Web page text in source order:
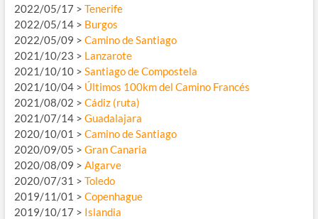
2022/05/17 > Tenerife
2022/05/14 > Burgos
2022/05/09 > Camino de Santiago
2021/10/23 > Lanzarote
2021/10/10 > Santiago de Compostela
2021/10/04 > Últimos 100km del Camino Francés
2021/08/02 > Cádiz (ruta)
2021/07/14 > Guadalajara
2020/10/01 > Camino de Santiago
2020/09/05 > Gran Canaria
2020/08/09 > Algarve
2020/07/31 > Toledo
2019/11/01 > Copenhague
2019/10/17 > Islandia